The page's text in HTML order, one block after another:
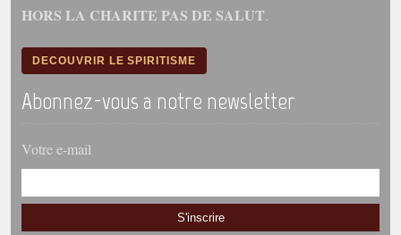
HORS LA CHARITE PAS DE SALUT.
DECOUVRIR LE SPIRITISME
Abonnez-vous a notre newsletter
Votre e-mail
S'inscrire